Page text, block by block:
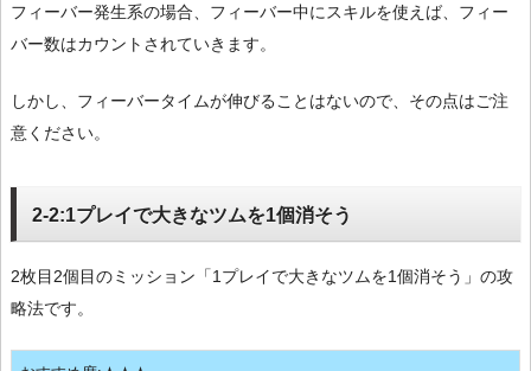
フィーバー発生系の場合、フィーバー中にスキルを使えば、フィー
バー数はカウントされていきます。
しかし、フィーバータイムが伸びることはないので、その点はご注
意ください。
2-2:1プレイで大きなツムを1個消そう
2枚目2個目のミッション「1プレイで大きなツムを1個消そう」の攻
略法です。